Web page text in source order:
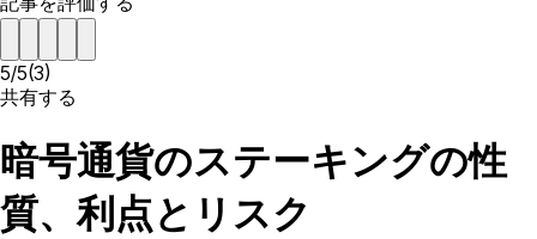
5/5(3)
共有する
暗号通貨のステーキングの性
質、利点とリスク